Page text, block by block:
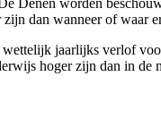
Denen worden
dan wanneer of waar
wettelijk jaarlijks verlof
hoger zijn dan in de